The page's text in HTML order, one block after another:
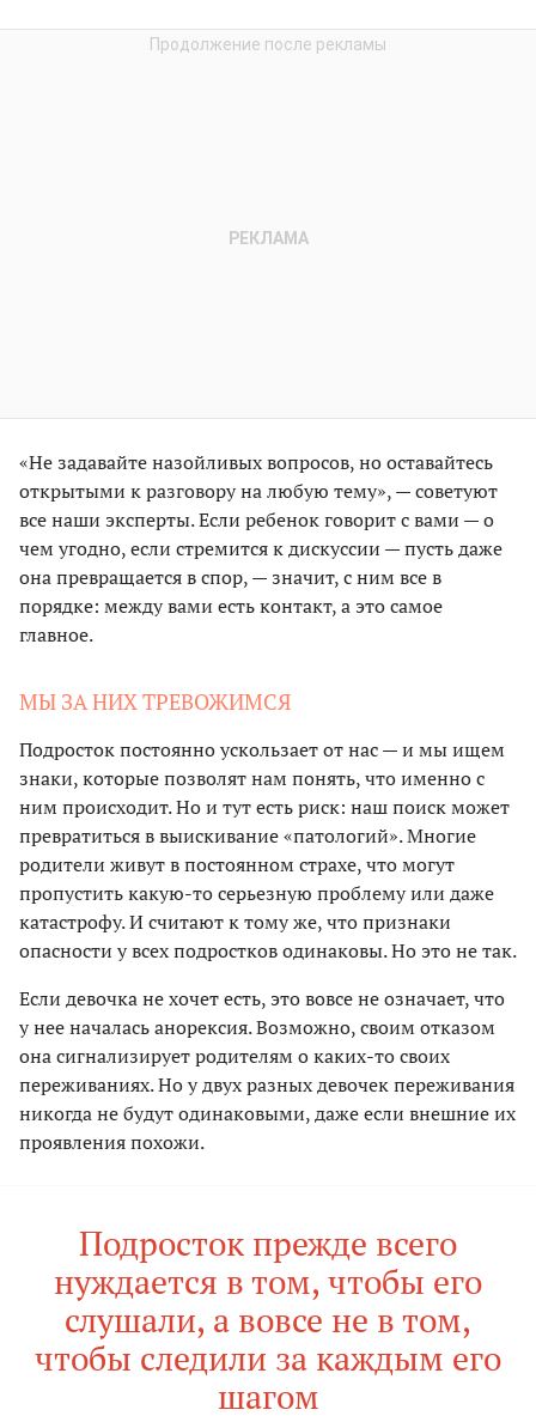
«Не задавайте назойливых вопросов, но оставайтесь
открытыми к разговору на любую тему», — советуют
все наши эксперты. Если ребенок говорит с вами — о
чем угодно, если стремится к дискуссии — пусть даже
она превращается в спор, — значит, с ним все в
порядке: между вами есть контакт, а это самое
главное.
МЫ ЗА НИХ ТРЕВОЖИМСЯ
Подросток постоянно ускользает от нас — и мы ищем
знаки, которые позволят нам понять, что именно с
ним происходит. Но и тут есть риск: наш поиск может
превратиться в выискивание «патологий». Многие
родители живут в постоянном страхе, что могут
пропустить какую-то серьезную проблему или даже
катастрофу. И считают к тому же, что признаки
опасности у всех подростков одинаковы. Но это не так.
Если девочка не хочет есть, это вовсе не означает, что
у нее началась анорексия. Возможно, своим отказом
она сигнализирует родителям о каких-то своих
переживаниях. Но у двух разных девочек переживания
никогда не будут одинаковыми, даже если внешние их
проявления похожи.
Подросток прежде всего
нуждается в том, чтобы его
слушали, а вовсе не в том,
чтобы cледили за каждым его
шагом